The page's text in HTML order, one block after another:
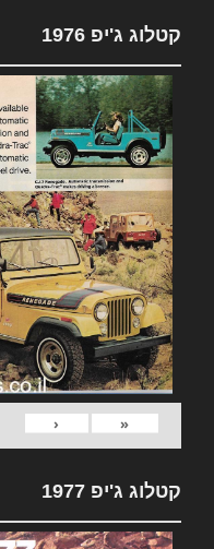
קטלוג ג'יפ 1976
«
‹
קטלוג ג'יפ 1977